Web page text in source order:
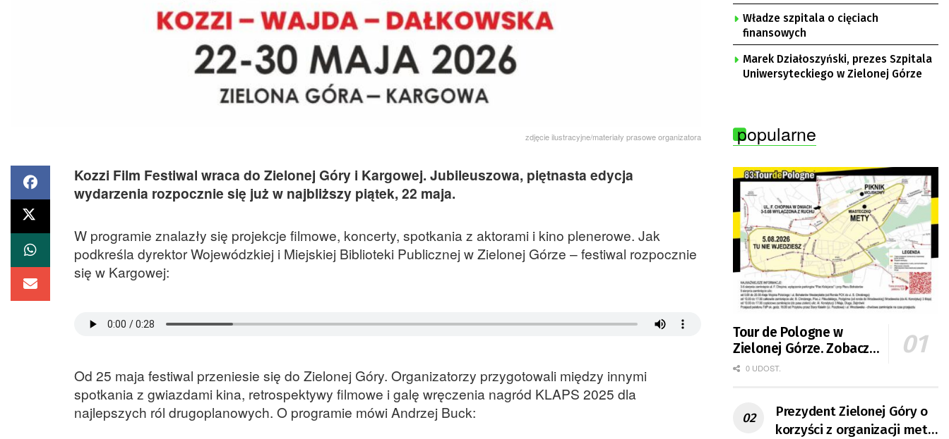
zdjęcie ilustracyjne/materiały prasowe organizatora
Kozzi Film Festiwal wraca do Zielonej Góry i Kargowej. Jubileuszowa, piętnasta edycja
wydarzenia rozpocznie się już w najbliższy piątek, 22 maja.
W programie znalazły się projekcje filmowe, koncerty, spotkania z aktorami i kino plenerowe. Jak
podkreśla dyrektor Wojewódzkiej i Miejskiej Biblioteki Publicznej w Zielonej Górze – festiwal rozpocznie
się w Kargowej:
Od 25 maja festiwal przeniesie się do Zielonej Góry. Organizatorzy przygotowali między innymi
spotkania z gwiazdami kina, retrospektywy filmowe i galę wręczenia nagród KLAPS 2025 dla
najlepszych ról drugoplanowych. O programie mówi Andrzej Buck:
Władze szpitala o cięciach
finansowych
Marek Działoszyński, prezes Szpitala
Uniwersyteckiego w Zielonej Górze
popularne
Tour de Pologne w
Zielonej Górze. Zobacz
zmiany w organizacji
0 UDOST.
Prezydent Zielonej Góry o
korzyści z organizacji mety